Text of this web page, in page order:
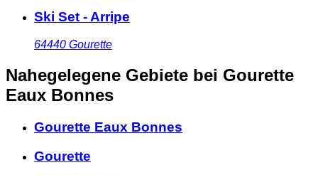
Ski Set - Arripe
64440 Gourette
Nahegelegene Gebiete bei Gourette
Eaux Bonnes
Gourette Eaux Bonnes
Gourette